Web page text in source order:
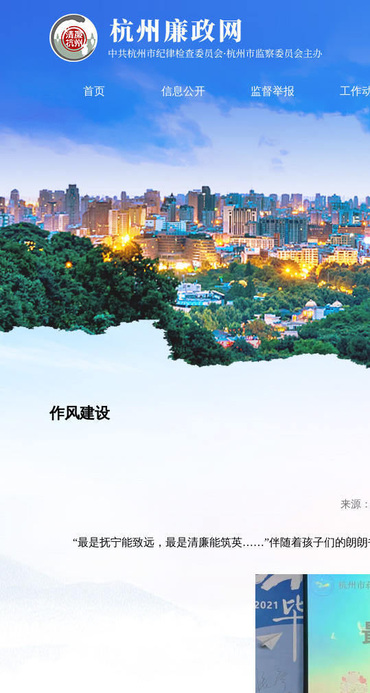
首页 信息公开 监督举报 工作
作风建设
来源：
“最是抚宁能致远，最是清廉能筑英……”伴随着孩子们的朗朗